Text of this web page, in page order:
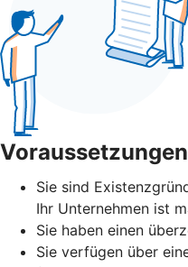
Sie sind
Ihr Unternehmen ist
Sie haben einen
Sie verfügen über